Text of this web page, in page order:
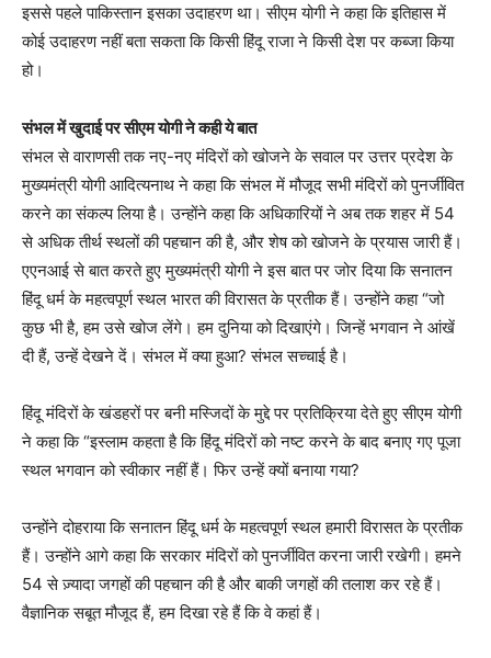
इससे पहले पाकिस्तान इसका उदाहरण था। सीएम योगी ने कहा कि इतिहास में
कोई उदाहरण नहीं बता सकता कि किसी हिंदू राजा ने किसी देश पर कब्जा किया
हो।
संभल में खुदाई पर सीएम योगी ने कही ये बात
संभल से वाराणसी तक नए-नए मंदिरों को खोजने के सवाल पर उत्तर प्रदेश के
मुख्यमंत्री योगी आदित्यनाथ ने कहा कि संभल में मौजूद सभी मंदिरों को पुनर्जीवित
करने का संकल्प लिया है। उन्होंने कहा कि अधिकारियों ने अब तक शहर में 54
से अधिक तीर्थ स्थलों की पहचान की है, और शेष को खोजने के प्रयास जारी हैं।
एएनआई से बात करते हुए मुख्यमंत्री योगी ने इस बात पर जोर दिया कि सनातन
हिंदू धर्म के महत्वपूर्ण स्थल भारत की विरासत के प्रतीक हैं। उन्होंने कहा “जो
कुछ भी है, हम उसे खोज लेंगे। हम दुनिया को दिखाएंगे। जिन्हें भगवान ने आंखें
दी हैं, उन्हें देखने दें। संभल में क्या हुआ? संभल सच्चाई है।
हिंदू मंदिरों के खंडहरों पर बनी मस्जिदों के मुद्दे पर प्रतिक्रिया देते हुए सीएम योगी
ने कहा कि “इस्लाम कहता है कि हिंदू मंदिरों को नष्ट करने के बाद बनाए गए पूजा
स्थल भगवान को स्वीकार नहीं हैं। फिर उन्हें क्यों बनाया गया?
उन्होंने दोहराया कि सनातन हिंदू धर्म के महत्वपूर्ण स्थल हमारी विरासत के प्रतीक
हैं। उन्होंने आगे कहा कि सरकार मंदिरों को पुनर्जीवित करना जारी रखेगी। हमने
54 से ज़्यादा जगहों की पहचान की है और बाकी जगहों की तलाश कर रहे हैं।
वैज्ञानिक सबूत मौजूद हैं, हम दिखा रहे हैं कि वे कहां हैं।